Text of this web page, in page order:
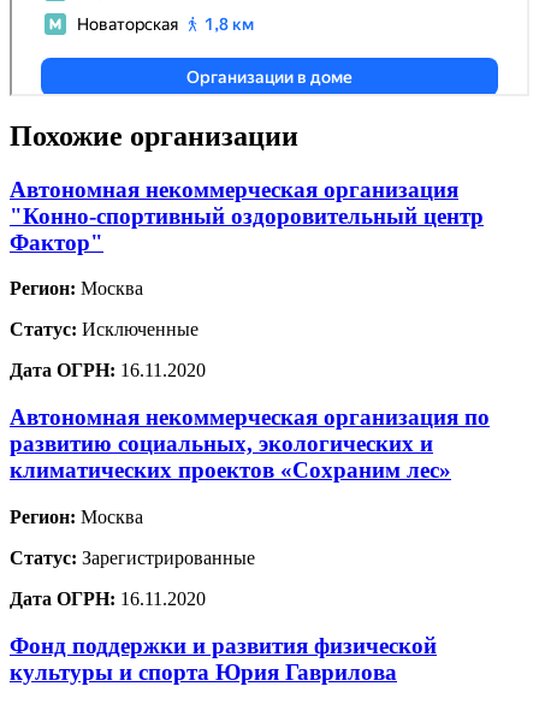
Похожие организации
Автономная некоммерческая организация
"Конно-спортивный оздоровительный центр
Фактор"
Регион: Москва
Статус: Исключенные
Дата ОГРН: 16.11.2020
Автономная некоммерческая организация по
развитию социальных, экологических и
климатических проектов «Сохраним лес»
Регион: Москва
Статус: Зарегистрированные
Дата ОГРН: 16.11.2020
Фонд поддержки и развития физической
культуры и спорта Юрия Гаврилова